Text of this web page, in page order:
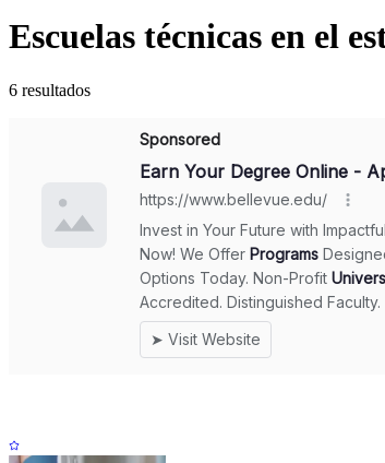
Escuelas técnicas en el
6 resultados